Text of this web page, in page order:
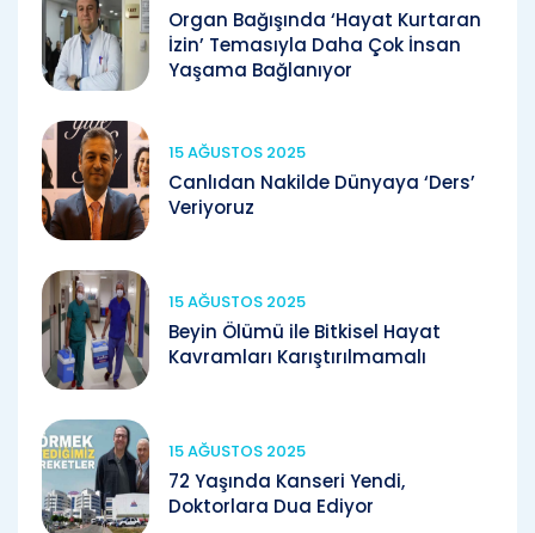
Organ Bağışında ‘Hayat Kurtaran
İzin’ Temasıyla Daha Çok İnsan
Yaşama Bağlanıyor
15 AĞUSTOS 2025
Canlıdan Nakilde Dünyaya ‘Ders’
Veriyoruz
15 AĞUSTOS 2025
Beyin Ölümü ile Bitkisel Hayat
Kavramları Karıştırılmamalı
15 AĞUSTOS 2025
72 Yaşında Kanseri Yendi,
Doktorlara Dua Ediyor